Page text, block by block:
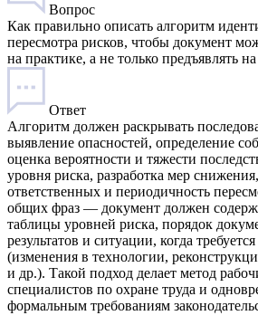
Вопрос
Как правильно описать алгоритм
пересмотра рисков, чтобы документ
на практике, а не только предъявлять
Ответ
Алгоритм должен раскрывать
выявление опасностей, определение
оценка вероятности и тяжести
уровня риска, разработка мер
ответственных и периодичность
общих фраз — документ должен
таблицы уровней риска, порядок
результатов и ситуации, когда
(изменения в технологии,
и др.). Такой подход делает метод
специалистов по охране труда и
формальным требованиям